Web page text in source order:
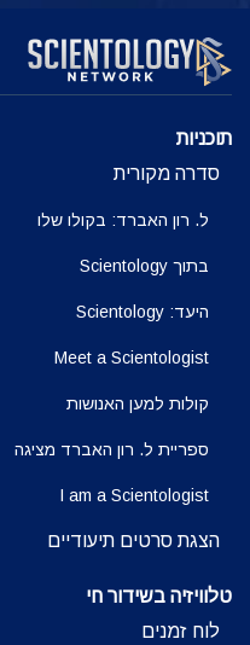
צפה
תוכניות
סדרה מקורית
ל. רון האברד: בקולו שלו
בתוך Scientology
היעד: Scientology
Meet a Scientologist
קולות למען האנושות
ספריית ל. רון האברד מציגה
I am a Scientologist
הצגת סרטים תיעודיים
טלוויזיה בשידור חי
לוח זמנים